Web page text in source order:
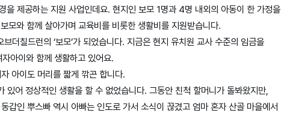
을 제공하는 지원 사업인데요. 현지인 보모 1명과 4명 내외의 아동이 한 가정을
모와 함께 살아가며 교육비를 비롯한 생활비를 지원받습니다.
더칠드런의 ‘보모’가 되었습니다. 지금은 현지 유치원 교사 수준의 임금을
아이와 함께 생활하고 있어요.
아이도 머리를 짧게 깎곤 합니다.
있어 정상적인 생활을 할 수 없었습니다. 그동안 친척 할머니가 돌봐왔지만,
갑인 뿌스빠 역시 아빠는 인도로 가서 소식이 끊겼고 엄마 혼자 산골 마을에서